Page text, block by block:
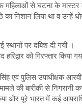
से घटना के मास्टर
निशान लिया था व उन्हें
पर दबिश दी गयी ।
को गिरफ्तार किया
एवं पुलिस उपाधीक्षक
बारीकी से निगरानी
और पूरे भारत में कई